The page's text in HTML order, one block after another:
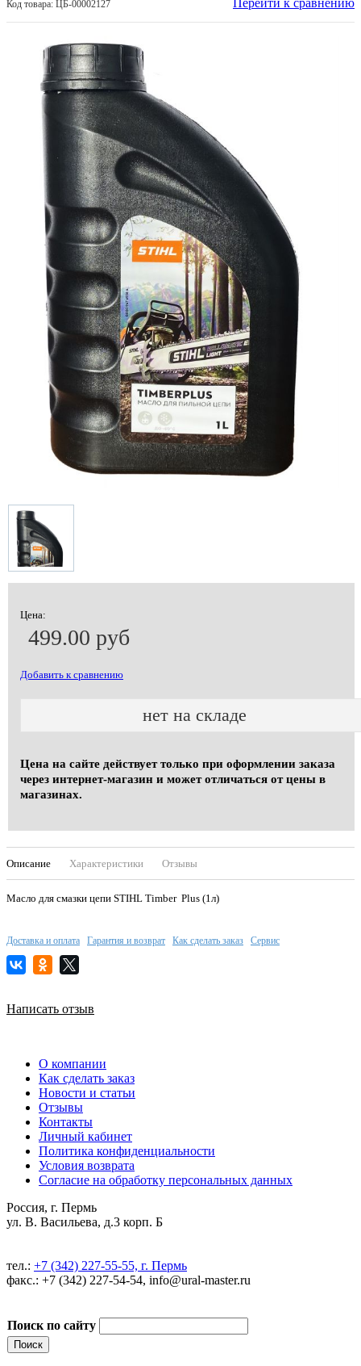
Код товара: ЦБ-00002127
Цена:
499.00 руб
Добавить к сравнению
нет на складе
Цена на сайте действует только при оформлении заказа
через интернет-магазин и может отличаться от цены в
магазинах.
Описание Характеристики Отзывы
Масло для смазки цепи STIHL Timber Plus (1л)
Доставка и оплата Гарантия и возврат Как сделать заказ Сервис
Написать отзыв
О компании
Как сделать заказ
Новости и статьи
Отзывы
Контакты
Личный кабинет
Политика конфиденциальности
Условия возврата
Согласие на обработку персональных данных
Россия, г. Пермь
ул. В. Васильева, д.3 корп. Б
тел.: +7 (342) 227-55-55, г. Пермь
факс.: +7 (342) 227-54-54, info@ural-master.ru
Поиск по сайту